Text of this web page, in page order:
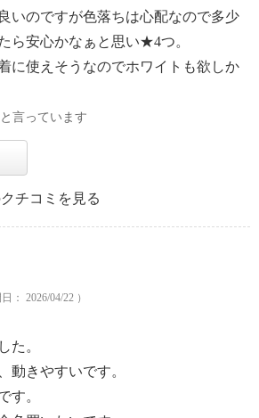
いのですが色落ちは心配なので多少
ら安心かなぁと思い★4つ。
に使えそうなのでホワイトも欲しか
言っています
チコミを見る
： 2026/04/22 ）
た。
動きやすいです。
す。